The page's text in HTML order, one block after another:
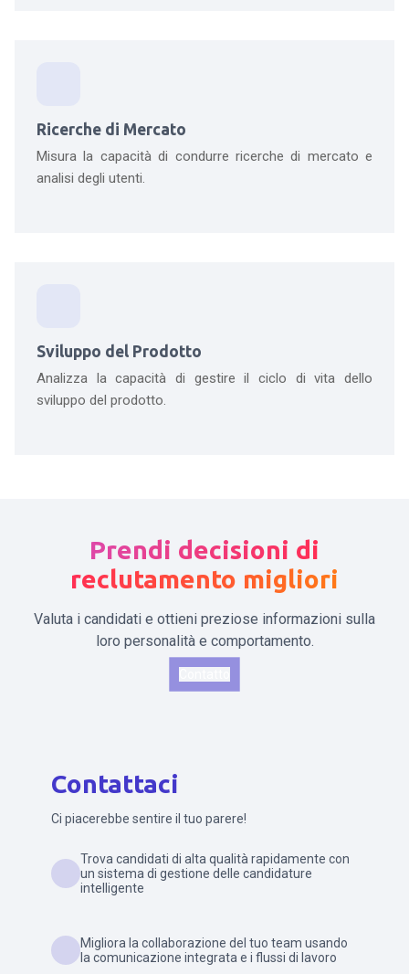
Ricerche di Mercato
Misura la capacità di condurre ricerche di mercato e
analisi degli utenti.
Sviluppo del Prodotto
Analizza la capacità di gestire il ciclo di vita dello
sviluppo del prodotto.
Prendi decisioni di
reclutamento migliori
Valuta i candidati e ottieni preziose informazioni sulla
loro personalità e comportamento.
Contattaci
Ci piacerebbe sentire il tuo parere!
Trova candidati di alta qualità rapidamente con
un sistema di gestione delle candidature
intelligente
Migliora la collaborazione del tuo team usando
la comunicazione integrata e i flussi di lavoro